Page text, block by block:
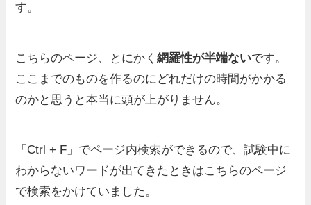
す。
こちらのページ、とにかく網羅性が半端ないです。
ここまでのものを作るのにどれだけの時間がかかる
のかと思うと本当に頭が上がりません。
「Ctrl + F」でページ内検索ができるので、試験中に
わからないワードが出てきたときはこちらのページ
で検索をかけていました。